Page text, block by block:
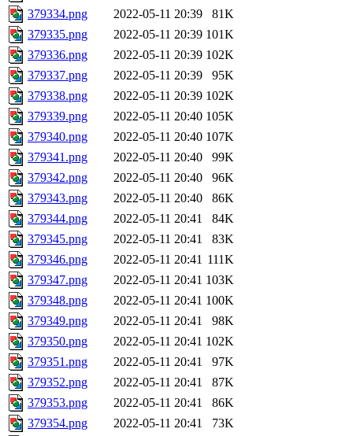
379334.png
2022-05-11 20:39
81K
379335.png
2022-05-11 20:39 101K
379336.png
2022-05-11 20:39 102K
379337.png
2022-05-11 20:39
95K
379338.png
2022-05-11 20:39 102K
379339.png
2022-05-11 20:40 105K
379340.png
2022-05-11 20:40 107K
379341.png
2022-05-11 20:40
99K
379342.png
2022-05-11 20:40
96K
379343.png
2022-05-11 20:40
86K
379344.png
2022-05-11 20:41
84K
379345.png
2022-05-11 20:41
83K
379346.png
2022-05-11 20:41 111K
379347.png
2022-05-11 20:41 103K
379348.png
2022-05-11 20:41 100K
379349.png
2022-05-11 20:41
98K
379350.png
2022-05-11 20:41 102K
379351.png
2022-05-11 20:41
97K
379352.png
2022-05-11 20:41
87K
379353.png
2022-05-11 20:41
86K
379354.png
2022-05-11 20:41 73K